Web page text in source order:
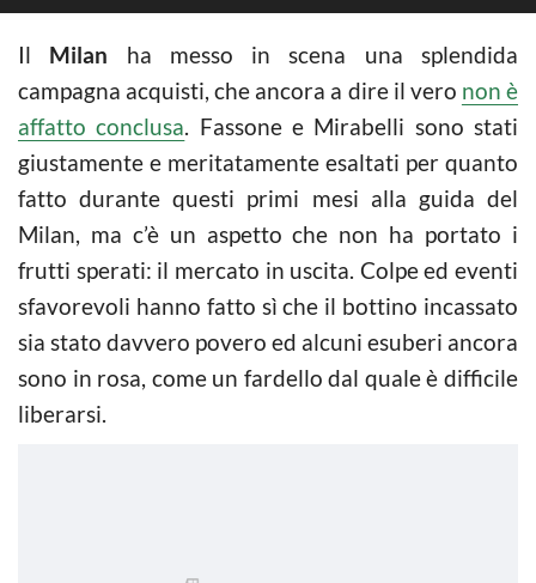
Il Milan ha messo in scena una splendida
campagna acquisti, che ancora a dire il vero non è
affatto conclusa. Fassone e Mirabelli sono stati
giustamente e meritatamente esaltati per quanto
fatto durante questi primi mesi alla guida del
Milan, ma c’è un aspetto che non ha portato i
frutti sperati: il mercato in uscita. Colpe ed eventi
sfavorevoli hanno fatto sì che il bottino incassato
sia stato davvero povero ed alcuni esuberi ancora
sono in rosa, come un fardello dal quale è difficile
liberarsi.